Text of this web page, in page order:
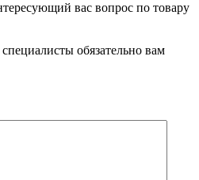
вас вопрос по товару
обязательно вам